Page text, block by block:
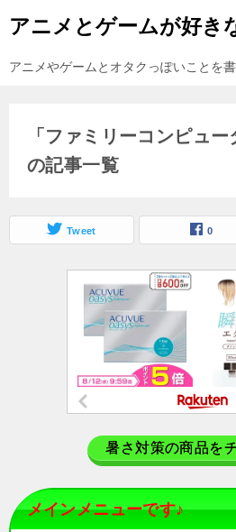
アニメとゲームが好き
アニメやゲームとオタクっぽいことを
「ファミリーコンピュー
の記事一覧
Tweet 0
暑さ対策の商品を
メインメニューです♪